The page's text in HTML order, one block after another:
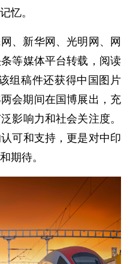
忆。
、新华网、光明网、网
等媒体平台转载，阅读
组稿件还获得中国图片
会期间在国博展出，充
影响力和社会关注度。
可和支持，更是对中印
期待。